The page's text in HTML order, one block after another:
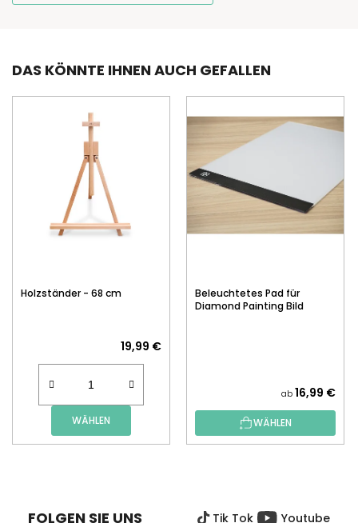
DAS KÖNNTE IHNEN AUCH GEFALLEN
Holzständer - 68 cm
19,99 €
WÄHLEN
Beleuchtetes Pad für
Diamond Painting Bild
ab 16,99 €
WÄHLEN
FOLGEN SIE UNS Tik Tok Youtube